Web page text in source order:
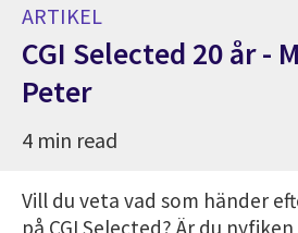
ARTIKEL
CGI Selected 20 år -
Peter
4 min read
Vill du veta vad som händer
på CGI Selected? Är du